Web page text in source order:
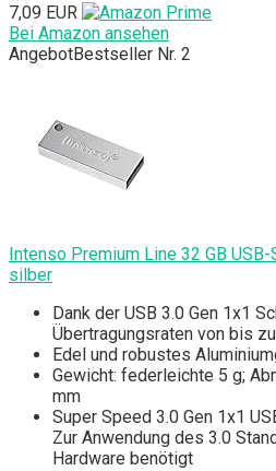
7,09 EUR
Bei Amazon ansehen
AngebotBestseller Nr. 2
Intenso Premium Line 32 GB USB-
silber
Dank der USB 3.0 Gen 1x1
Übertragungsraten von bis
Edel und robustes
Gewicht: federleichte 5 g;
mm
Super Speed 3.0 Gen 1x1
Zur Anwendung des 3.0
Hardware benötigt